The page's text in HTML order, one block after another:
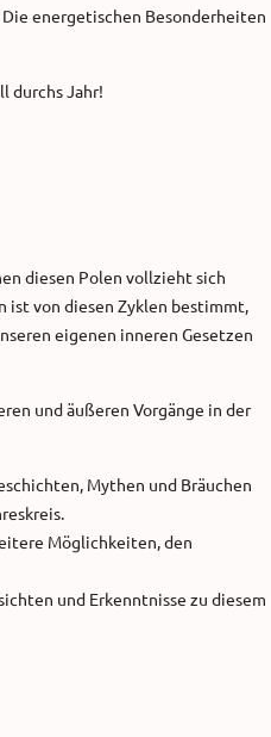
energetischen Besonderheiten
durchs Jahr!
diesen Polen vollzieht sich
ist von diesen Zyklen bestimmt,
eigenen inneren Gesetzen
und äußeren Vorgänge in der
Mythen und Bräuchen
Möglichkeiten, den
und Erkenntnisse zu diesem